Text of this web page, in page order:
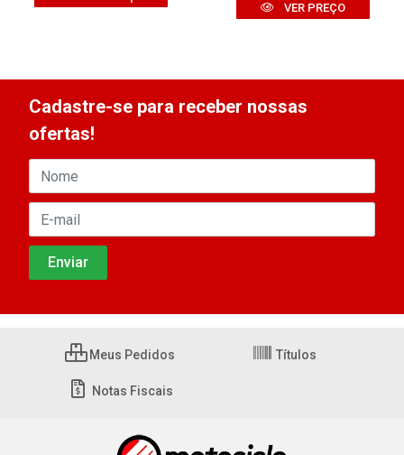
VER PREÇO
Cadastre-se para receber nossas
ofertas!
Meus Pedidos Títulos
Notas Fiscais